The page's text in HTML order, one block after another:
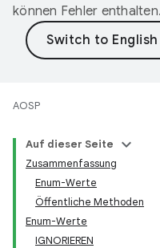
können Fehler enthalten.
AOSP
Auf dieser Seite
Zusammenfassung
Enum-Werte
Öffentliche Methoden
Enum-Werte
IGNORIEREN